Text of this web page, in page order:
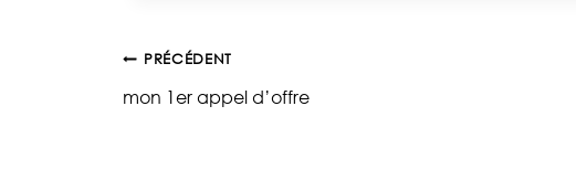
Navigation
PRÉCÉDENT
mon 1er appel d’offre